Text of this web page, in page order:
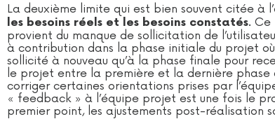
La deuxième limite qui est bien souvent citée à
les besoins réels et les besoins constatés. Ce
provient du manque de sollicitation de
à contribution dans la phase initiale du projet où
sollicité à nouveau qu’à la phase finale pour
le projet entre la première et la dernière
corriger certaines orientations prises par
« feedback » à l’équipe projet est une fois le
premier point, les ajustements post-réalisation